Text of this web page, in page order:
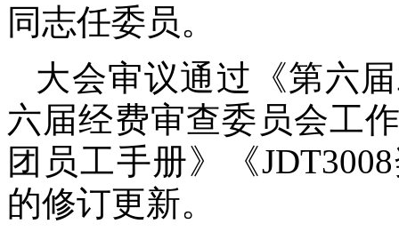
同志任委员。
大会审议通过《第六
六届经费审查委员会工
团员工手册》《
的修订更新。